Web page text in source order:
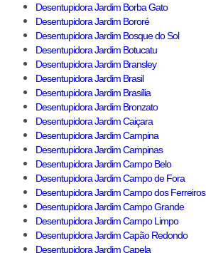
Desentupidora Jardim Borba Gato
Desentupidora Jardim Bororé
Desentupidora Jardim Bosque do Sol
Desentupidora Jardim Botucatu
Desentupidora Jardim Bransley
Desentupidora Jardim Brasil
Desentupidora Jardim Brasília
Desentupidora Jardim Bronzato
Desentupidora Jardim Caiçara
Desentupidora Jardim Campina
Desentupidora Jardim Campinas
Desentupidora Jardim Campo Belo
Desentupidora Jardim Campo de Fora
Desentupidora Jardim Campo dos Ferreiros
Desentupidora Jardim Campo Grande
Desentupidora Jardim Campo Limpo
Desentupidora Jardim Capão Redondo
Desentupidora Jardim Capela